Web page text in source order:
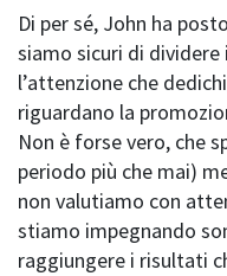
Di per sé, John ha
siamo sicuri di
l’attenzione che
riguardano la
Non è forse vero, che
periodo più che mai)
non valutiamo con
stiamo impegnando
raggiungere i risultati